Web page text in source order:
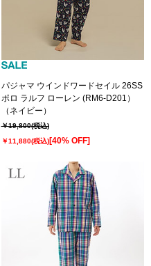
パジャマ ウインドワードセイル 26SS
ポロ ラルフ ローレン (RM6-D201）
（ネイビー）
￥19,800(税込)
￥11,880(税込)[40% OFF]